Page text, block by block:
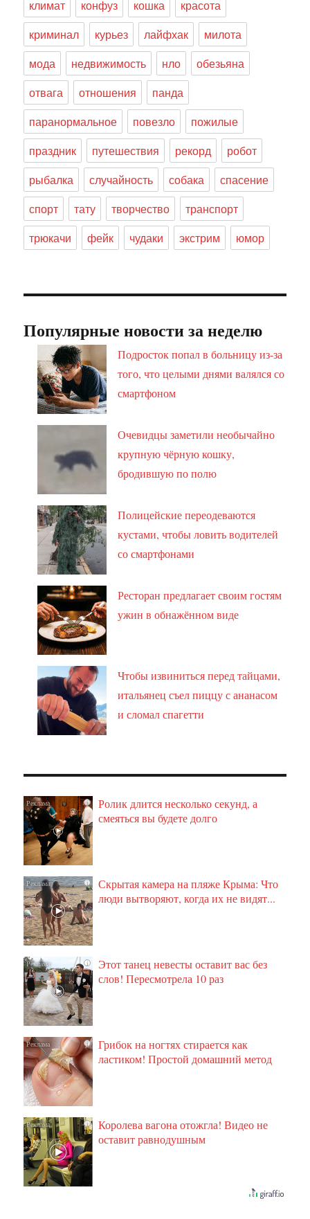
климат конфуз кошка
красота
криминал
курьез лайфхак
милота
мода
недвижимость нло
обезьяна
отвага
отношения
панда
паранормальное
повезло
пожилые
праздник
путешествия рекорд
робот
рыбалка
случайность собака
спасение
спорт
тату творчество
транспорт
трюкачи
фейк чудаки экстрим юмор
Популярные новости за неделю
Подросток попал в больницу из-за
того, что целыми днями валялся со
смартфоном
Очевидцы заметили необычайно
крупную чёрную кошку,
бродившую по полю
Полицейские переодеваются
кустами, чтобы ловить водителей
со смартфонами
Ресторан предлагает своим гостям
ужин в обнажённом виде
Чтобы извиниться перед тайцами,
итальянец съел пиццу с ананасом
и сломал спагетти
i
Ролик длится несколько секунд, а
смеяться вы будете долго
i
Скрытая камера на пляже Крыма: Что
люди вытворяют, когда их не видят...
i
Этот танец невесты оставит вас без
слов! Пересмотрела 10 раз
i
Грибок на ногтях стирается как
ластиком! Простой домашний метод
i
Королева вагона отожгла! Видео не
оставит равнодушным